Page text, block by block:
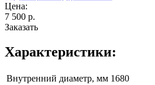
Цена:
7 500 р.
Заказать
Характеристики:
Внутренний диаметр, мм 1680